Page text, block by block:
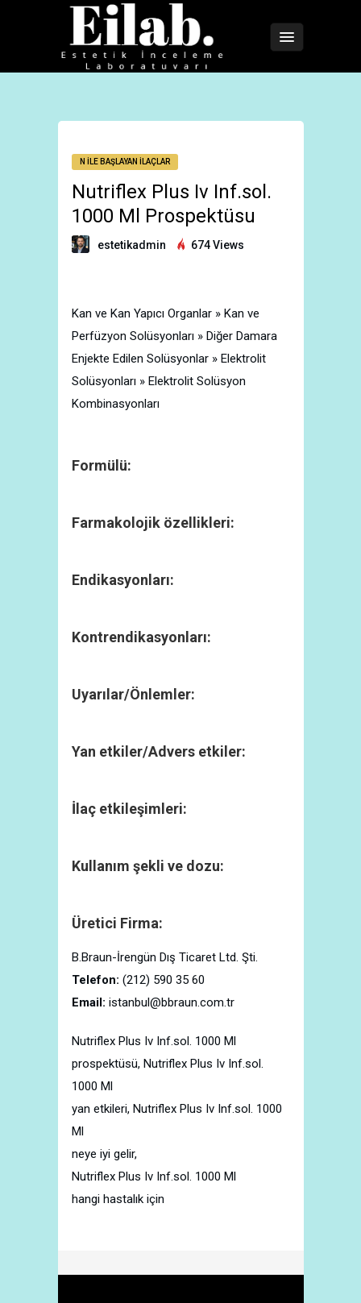
N İLE BAŞLAYAN İLAÇLAR
Nutriflex Plus Iv Inf.sol.
1000 Ml Prospektüsu
estetikadmin 674 Views
Kan ve Kan Yapıcı Organlar » Kan ve
Perfüzyon Solüsyonları » Diğer Damara
Enjekte Edilen Solüsyonlar » Elektrolit
Solüsyonları » Elektrolit Solüsyon
Kombinasyonları
Formülü:
Farmakolojik özellikleri:
Endikasyonları:
Kontrendikasyonları:
Uyarılar/Önlemler:
Yan etkiler/Advers etkiler:
İlaç etkileşimleri:
Kullanım şekli ve dozu:
Üretici Firma:
B.Braun-İrengün Dış Ticaret Ltd. Şti.
Telefon: (212) 590 35 60
Email: istanbul@bbraun.com.tr
Nutriflex Plus Iv Inf.sol. 1000 Ml
prospektüsü, Nutriflex Plus Iv Inf.sol.
1000 Ml
yan etkileri, Nutriflex Plus Iv Inf.sol. 1000
Ml
neye iyi gelir,
Nutriflex Plus Iv Inf.sol. 1000 Ml
hangi hastalık için